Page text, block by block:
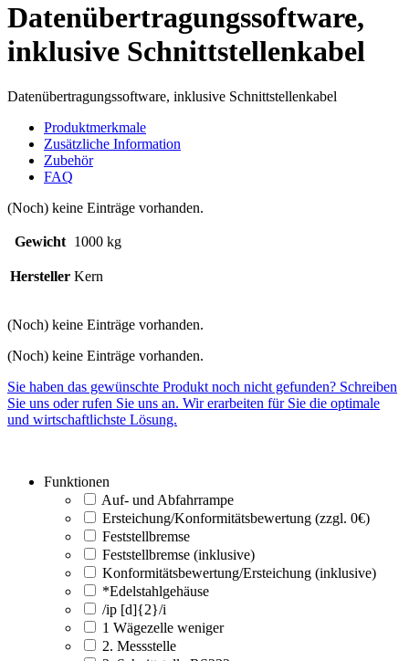
Datenübertragungssoftware,
inklusive Schnittstellenkabel
Datenübertragungssoftware, inklusive Schnittstellenkabel
Produktmerkmale
Zusätzliche Information
Zubehör
FAQ
(Noch) keine Einträge vorhanden.
Gewicht 1000 kg
Hersteller Kern
(Noch) keine Einträge vorhanden.
(Noch) keine Einträge vorhanden.
Sie haben das gewünschte Produkt noch nicht gefunden? Schreiben
Sie uns oder rufen Sie uns an. Wir erarbeiten für Sie die optimale
und wirtschaftlichste Lösung.
Funktionen
Auf- und Abfahrrampe
Ersteichung/Konformitätsbewertung (zzgl. 0€)
Feststellbremse
Feststellbremse (inklusive)
Konformitätsbewertung/Ersteichung (inklusive)
*Edelstahlgehäuse
/ip [d]{2}/i
1 Wägezelle weniger
2. Messstelle